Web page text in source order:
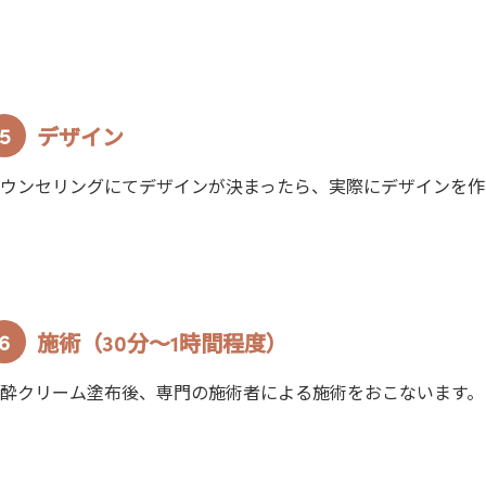
デザイン
ンセリングにてデザインが決まったら、実際にデザインを
施術（30分～1時間程度）
クリーム塗布後、専門の施術者による施術をおこないます。